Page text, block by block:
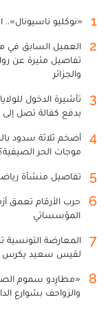
1 «نوكليو ناسيونال»..
2
العميل السابق في
تفاصيل مثيرة عن
والجزائر
3
بدفع كفالة تصل إلى 20 ألف دولار
4
أضخم ثلاثة سدود
موجات الحر
5 تفاصيل منشأة
6
حرب الأرقام تعمق
المؤسساتي
7
المعارضة التونسية
لقيس سعيد يكرس
8
«مطارِدو سموم
والزواحف بشوارع